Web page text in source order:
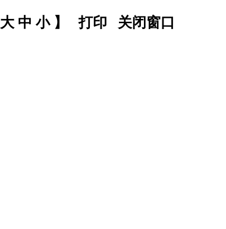
大 中 小】打印 关闭窗口